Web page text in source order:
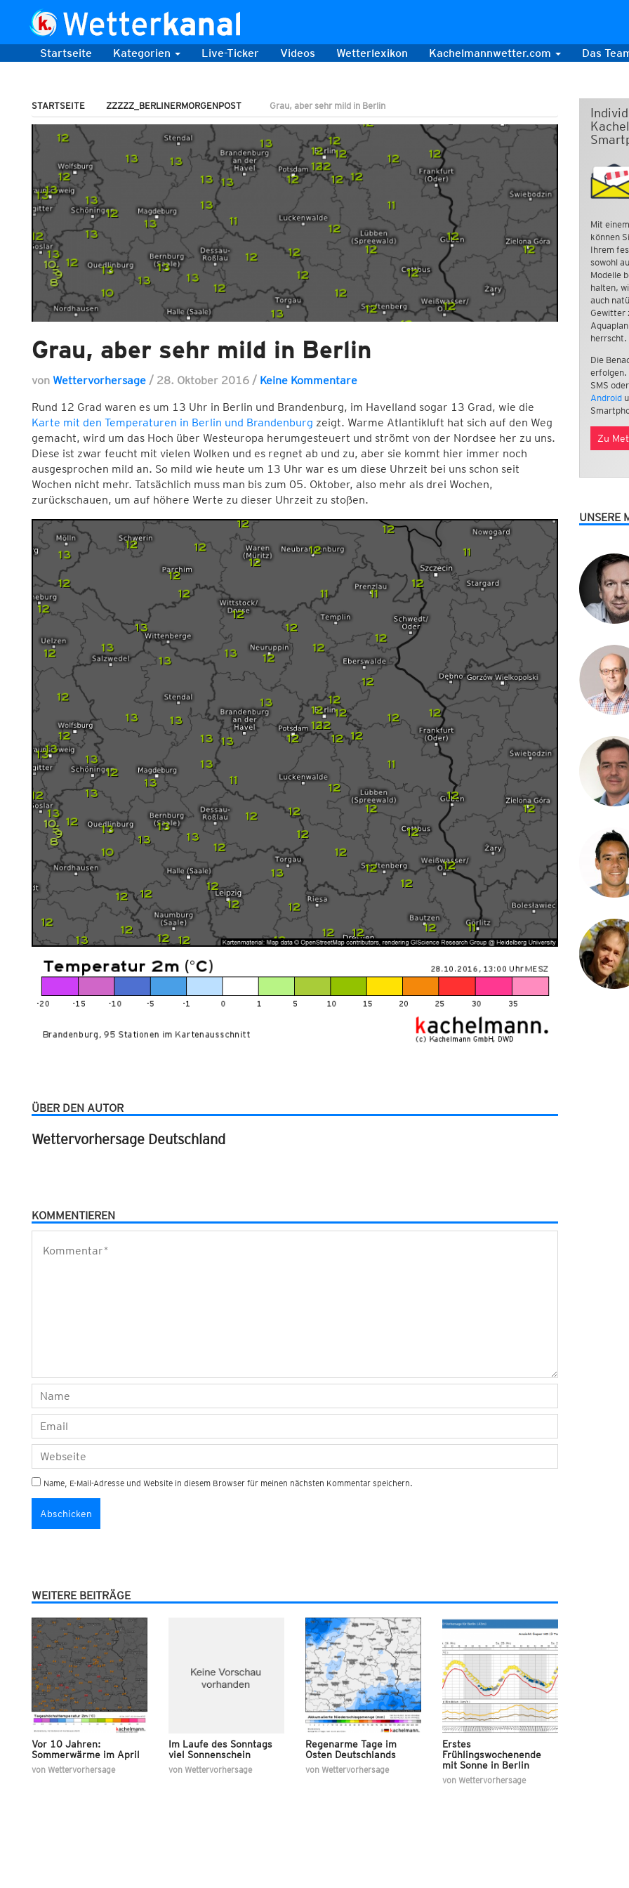
Startseite Kategorien Live-Ticker Videos Wetterlexikon Kachelmannwetter.com Das
STARTSEITE ZZZZZ_BERLINERMORGENPOST Grau, aber sehr mild in Berlin
Grau, aber sehr mild in Berlin
von Wettervorhersage / 28. Oktober 2016 / Keine Kommentare
Rund 12 Grad waren es um 13 Uhr in Berlin und Brandenburg, im Havelland sogar 13 Grad, wie die
Karte mit den Temperaturen in Berlin und Brandenburg zeigt. Warme Atlantikluft hat sich auf den Weg
gemacht, wird um das Hoch über Westeuropa herumgesteuert und strömt von der Nordsee her zu uns.
Diese ist zwar feucht mit vielen Wolken und es regnet ab und zu, aber sie kommt hier immer noch
ausgesprochen mild an. So mild wie heute um 13 Uhr war es um diese Uhrzeit bei uns schon seit
Wochen nicht mehr. Tatsächlich muss man bis zum 05. Oktober, also mehr als drei Wochen,
zurückschauen, um auf höhere Werte zu dieser Uhrzeit zu stoßen.
ÜBER DEN AUTOR
Wettervorhersage Deutschland
KOMMENTIEREN
Name, E-Mail-Adresse und Website in diesem Browser für meinen nächsten Kommentar speichern.
WEITERE BEITRÄGE
Vor 10 Jahren:
Sommerwärme im April
von Wettervorhersage
Im Laufe des Sonntags
viel Sonnenschein
von Wettervorhersage
Regenarme Tage im
Osten Deutschlands
von Wettervorhersage
Erstes
Frühlingswochenende
mit Sonne in Berlin
von Wettervorhersage
Mit
können
Ihrem
sowohl
Modelle
halten,
auch
Gewitter
herrscht.
Die
erfolgen.
SMS
Android
Zu
UNSERE